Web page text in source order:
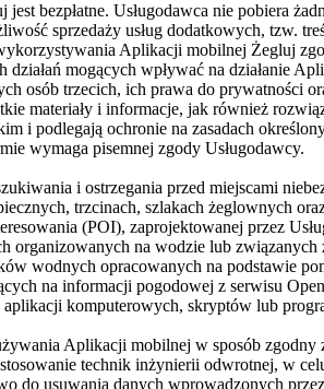
bezpłatne. Usługodawca nie pobiera
sprzedaży usług dodatkowych, tzw.
Aplikacji mobilnej Żegluj
mogących wpływać na działanie
osób trzecich, ich prawa do prywatności
materiały i informacje, jak również
i podlegają ochronie na zasadach
wymaga pisemnej zgody Usługodawcy.
i ostrzegania przed miejscami
trzcinach, szlakach żeglownych
(POI), zaprojektowanej przez
organizowanych na wodzie lub
wodnych opracowanych na podstawie
na informacji pogodowej z serwisu
komputerowych, skryptów lub
Aplikacji mobilnej w sposób zgodny
technik inżynierii odwrotnej, w
do usuwania danych wprowadzonych